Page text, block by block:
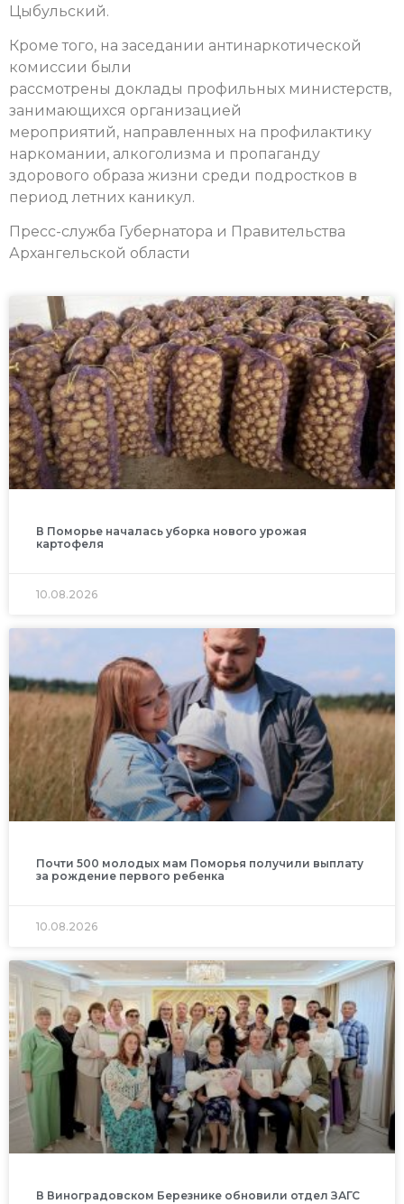
Цыбульский.
Кроме того, на заседании антинаркотической
комиссии были
рассмотрены доклады профильных министерств,
занимающихся организацией
мероприятий, направленных на профилактику
наркомании, алкоголизма и пропаганду
здорового образа жизни среди подростков в
период летних каникул.
Пресс-служба Губернатора и Правительства
Архангельской области
В Поморье началась уборка нового урожая
картофеля
10.08.2026
Почти 500 молодых мам Поморья получили выплату
за рождение первого ребенка
10.08.2026
В Виноградовском Березнике обновили отдел ЗАГС